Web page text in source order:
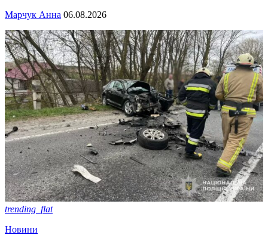
Марчук Анна 06.08.2026
trending_flat
Новини